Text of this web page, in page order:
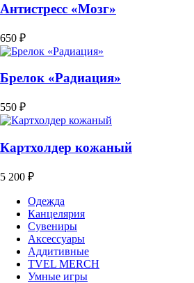
Антистресс «Мозг»
650 ₽
Брелок «Радиация»
550 ₽
Картхолдер кожаный
5 200 ₽
Одежда
Канцелярия
Сувениры
Аксессуары
Аддитивные
TVEL MERCH
Умные игры